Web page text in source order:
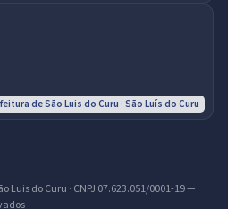
de São Luis do Curu · São Luís do Curu
Luis do Curu · CNPJ 07.623.051/0001-19 —
do município.